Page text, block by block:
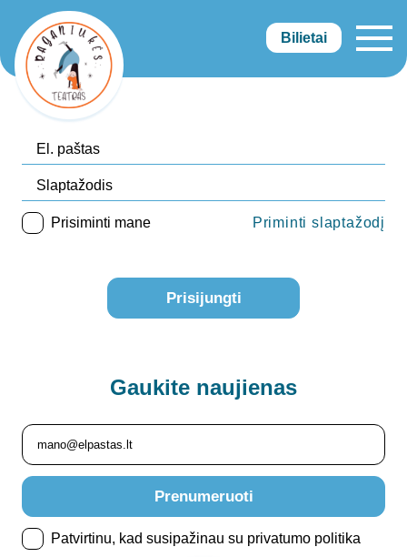
Raganiukės teatras
Bilietai
El. paštas*
Slaptažodis*
Prisiminti mane Priminti slaptažodį
Prisijungti
Gaukite naujienas
Prenumeruoti
Patvirtinu, kad susipažinau su privatumo politika